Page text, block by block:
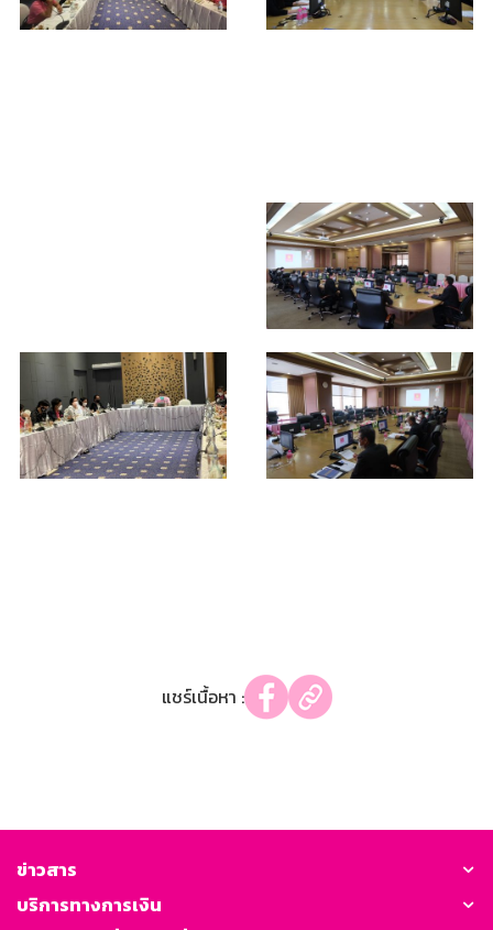
แชร์เนื้อหา :
ข่าวสาร
บริการทางการเงิน